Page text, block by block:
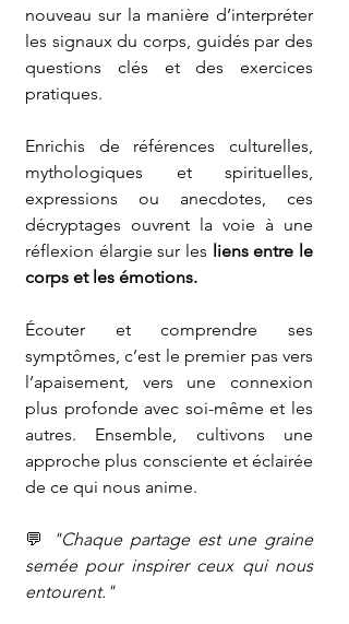
nouveau sur la manière d’interpréter
les signaux du corps, guidés par des
questions clés et des exercices
pratiques.
Enrichis de références culturelles,
mythologiques et spirituelles,
expressions ou anecdotes, ces
décryptages ouvrent la voie à une
réflexion élargie sur les liens entre le
corps et les émotions.
Écouter et comprendre ses
symptômes, c’est le premier pas vers
l’apaisement, vers une connexion
plus profonde avec soi-même et les
autres. Ensemble, cultivons une
approche plus consciente et éclairée
de ce qui nous anime.
💬
"Chaque partage est une graine
semée pour inspirer ceux qui nous
entourent."